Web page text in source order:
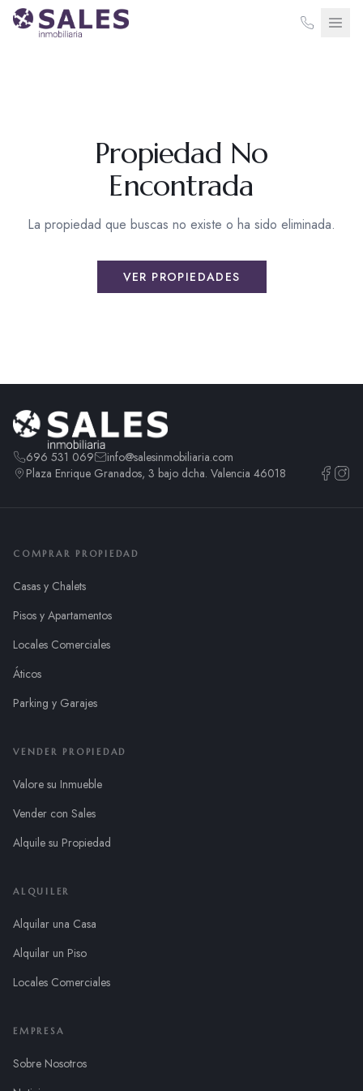
Propiedad No
Encontrada
La propiedad que buscas no existe o ha sido eliminada.
VER PROPIEDADES
696 531 069
info@salesinmobiliaria.com
Plaza Enrique Granados, 3 bajo dcha. Valencia 46018
COMPRAR PROPIEDAD
Casas y Chalets
Pisos y Apartamentos
Locales Comerciales
Áticos
Parking y Garajes
VENDER PROPIEDAD
Valore su Inmueble
Vender con Sales
Alquile su Propiedad
ALQUILER
Alquilar una Casa
Alquilar un Piso
Locales Comerciales
EMPRESA
Sobre Nosotros